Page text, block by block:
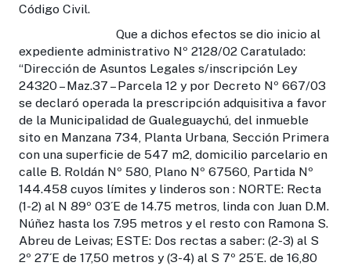
Código Civil.
Que a dichos efectos se dio inicio al
expediente administrativo Nº 2128/02 Caratulado:
“Dirección de Asuntos Legales s/inscripción Ley
24320 – Maz.37 – Parcela 12 y por Decreto Nº 667/03
se declaró operada la prescripción adquisitiva a favor
de la Municipalidad de Gualeguaychú, del inmueble
sito en Manzana 734, Planta Urbana, Sección Primera
con una superficie de 547 m2, domicilio parcelario en
calle B. Roldán Nº 580, Plano Nº 67560, Partida Nº
144.458 cuyos límites y linderos son : NORTE: Recta
(1-2) al N 89º 03´E de 14.75 metros, linda con Juan D.M.
Núñez hasta los 7.95 metros y el resto con Ramona S.
Abreu de Leivas; ESTE: Dos rectas a saber: (2-3) al S
2º 27´E de 17,50 metros y (3-4) al S 7º 25´E. de 16,80